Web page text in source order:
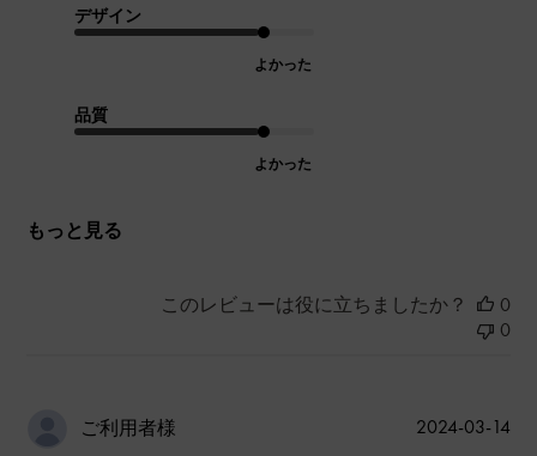
デザイン
よかった
品質
よかった
もっと見る
このレビューは役に立ちましたか？
0
0
ご利用者様
公
2024-03-14